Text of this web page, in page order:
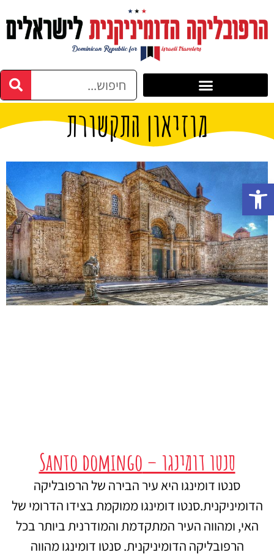
מוזיאון התקשורת
סנטו דומינגו – Santo domingo
סנטו דומינגו היא עיר הבירה של הרפובליקה
הדומיניקנית.סנטו דומינגו ממוקמת בצידו הדרומי של
האי, ומהווה העיר המתקדמת והמודרנית ביותר בכל
הרפובליקה הדומיניקנית. סנטו דומינגו מהווה
פתח סרגל נגישות